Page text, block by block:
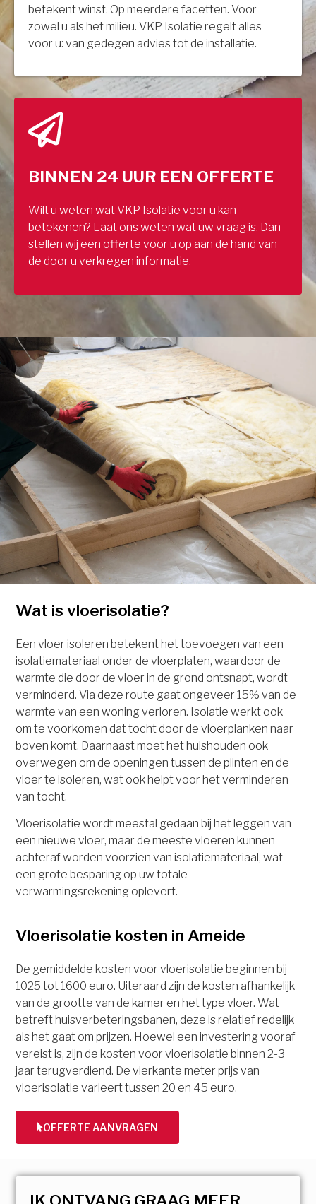
betekent winst. Op meerdere facetten. Voor
zowel u als het milieu. VKP Isolatie regelt alles
voor u: van gedegen advies tot de installatie.
BINNEN 24 UUR EEN OFFERTE
Wilt u weten wat VKP Isolatie voor u kan
betekenen? Laat ons weten wat uw vraag is. Dan
stellen wij een offerte voor u op aan de hand van
de door u verkregen informatie.
Wat is vloerisolatie?
Een vloer isoleren betekent het toevoegen van een
isolatiemateriaal onder de vloerplaten, waardoor de
warmte die door de vloer in de grond ontsnapt, wordt
verminderd. Via deze route gaat ongeveer 15% van de
warmte van een woning verloren. Isolatie werkt ook
om te voorkomen dat tocht door de vloerplanken naar
boven komt. Daarnaast moet het huishouden ook
overwegen om de openingen tussen de plinten en de
vloer te isoleren, wat ook helpt voor het verminderen
van tocht.
Vloerisolatie wordt meestal gedaan bij het leggen van
een nieuwe vloer, maar de meeste vloeren kunnen
achteraf worden voorzien van isolatiemateriaal, wat
een grote besparing op uw totale
verwarmingsrekening oplevert.
Vloerisolatie kosten in Ameide
De gemiddelde kosten voor vloerisolatie beginnen bij
1025 tot 1600 euro. Uiteraard zijn de kosten afhankelijk
van de grootte van de kamer en het type vloer. Wat
betreft huisverbeteringsbanen, deze is relatief redelijk
als het gaat om prijzen. Hoewel een investering vooraf
vereist is, zijn de kosten voor vloerisolatie binnen 2-3
jaar terugverdiend. De vierkante meter prijs van
vloerisolatie varieert tussen 20 en 45 euro.
OFFERTE AANVRAGEN